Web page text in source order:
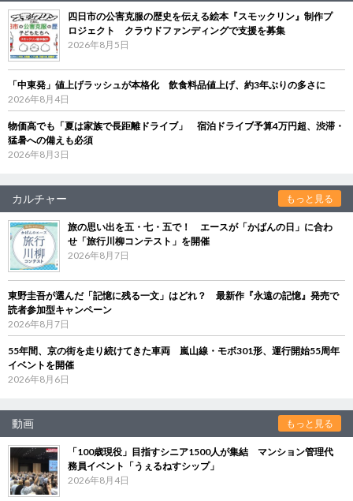
四日市の公害克服の歴史を伝える絵本『スモックリン』制作プ
ロジェクト クラウドファンディングで支援を募集
2026年8月5日
「中東発」値上げラッシュが本格化 飲食料品値上げ、約3年ぶりの多さに
2026年8月4日
物価高でも「夏は家族で長距離ドライブ」 宿泊ドライブ予算4万円超、渋滞・
猛暑への備えも必須
2026年8月3日
カルチャー もっと見る
旅の思い出を五・七・五で！ エースが「かばんの日」に合わ
せ「旅行川柳コンテスト」を開催
2026年8月7日
東野圭吾が選んだ「記憶に残る一文」はどれ？ 最新作『永遠の記憶』発売で
読者参加型キャンペーン
2026年8月7日
55年間、京の街を走り続けてきた車両 嵐山線・モボ301形、運行開始55周年
イベントを開催
2026年8月6日
動画 もっと見る
「100歳現役」目指すシニア1500人が集結 マンション管理代
務員イベント「うぇるねすシップ」
2026年8月4日